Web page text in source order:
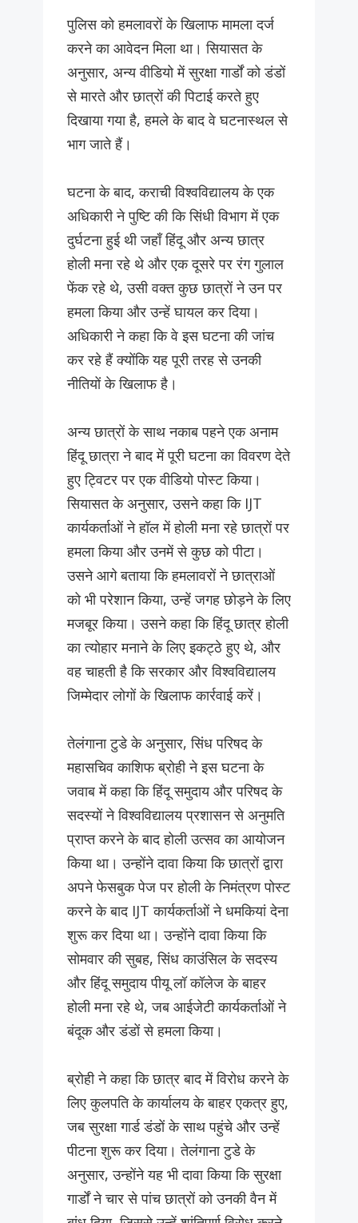
पुलिस को हमलावरों के खिलाफ मामला दर्ज
करने का आवेदन मिला था। सियासत के
अनुसार, अन्य वीडियो में सुरक्षा गार्डों को डंडों
से मारते और छात्रों की पिटाई करते हुए
दिखाया गया है, हमले के बाद वे घटनास्थल से
भाग जाते हैं।
घटना के बाद, कराची विश्वविद्यालय के एक
अधिकारी ने पुष्टि की कि सिंधी विभाग में एक
दुर्घटना हुई थी जहाँ हिंदू और अन्य छात्र
होली मना रहे थे और एक दूसरे पर रंग गुलाल
फेंक रहे थे, उसी वक्त कुछ छात्रों ने उन पर
हमला किया और उन्हें घायल कर दिया।
अधिकारी ने कहा कि वे इस घटना की जांच
कर रहे हैं क्योंकि यह पूरी तरह से उनकी
नीतियों के खिलाफ है।
अन्य छात्रों के साथ नकाब पहने एक अनाम
हिंदू छात्रा ने बाद में पूरी घटना का विवरण देते
हुए ट्विटर पर एक वीडियो पोस्ट किया।
सियासत के अनुसार, उसने कहा कि IJT
कार्यकर्ताओं ने हॉल में होली मना रहे छात्रों पर
हमला किया और उनमें से कुछ को पीटा।
उसने आगे बताया कि हमलावरों ने छात्राओं
को भी परेशान किया, उन्हें जगह छोड़ने के लिए
मजबूर किया। उसने कहा कि हिंदू छात्र होली
का त्योहार मनाने के लिए इकट्ठे हुए थे, और
वह चाहती है कि सरकार और विश्वविद्यालय
जिम्मेदार लोगों के खिलाफ कार्रवाई करें।
तेलंगाना टुडे के अनुसार, सिंध परिषद के
महासचिव काशिफ ब्रोही ने इस घटना के
जवाब में कहा कि हिंदू समुदाय और परिषद के
सदस्यों ने विश्वविद्यालय प्रशासन से अनुमति
प्राप्त करने के बाद होली उत्सव का आयोजन
किया था। उन्होंने दावा किया कि छात्रों द्वारा
अपने फेसबुक पेज पर होली के निमंत्रण पोस्ट
करने के बाद IJT कार्यकर्ताओं ने धमकियां देना
शुरू कर दिया था। उन्होंने दावा किया कि
सोमवार की सुबह, सिंध काउंसिल के सदस्य
और हिंदू समुदाय पीयू लॉ कॉलेज के बाहर
होली मना रहे थे, जब आईजेटी कार्यकर्ताओं ने
बंदूक और डंडों से हमला किया।
ब्रोही ने कहा कि छात्र बाद में विरोध करने के
लिए कुलपति के कार्यालय के बाहर एकत्र हुए,
जब सुरक्षा गार्ड डंडों के साथ पहुंचे और उन्हें
पीटना शुरू कर दिया। तेलंगाना टुडे के
अनुसार, उन्होंने यह भी दावा किया कि सुरक्षा
गार्डों ने चार से पांच छात्रों को उनकी वैन में